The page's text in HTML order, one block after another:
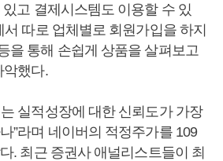
고 결제시스템도 이용할 수 있
서 따로 업체별로 회원가입을 하지
을 통해 손쉽게 상품을 살펴보고
악했다.
실적성장에 대한 신뢰도가 가장
”라며 네이버의 적정주가를 109
. 최근 증권사 애널리스트들이 최